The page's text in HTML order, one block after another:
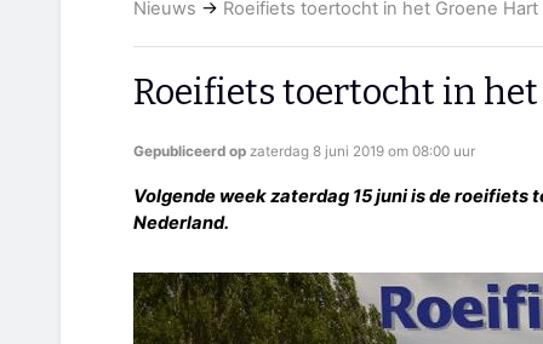
Nieuws → Roeifiets toertocht in het Groene Hart
Roeifiets toertocht in
Gepubliceerd op zaterdag 8 juni 2019 om 08:00 uur
Volgende week zaterdag 15 juni is de roeifiets
Nederland.